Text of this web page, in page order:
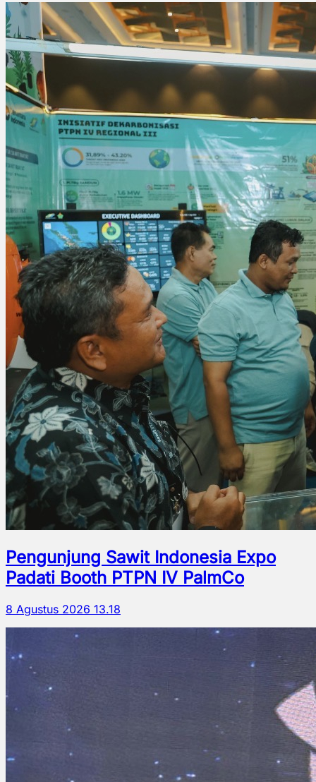
Pengunjung Sawit Indonesia Expo
Padati Booth PTPN IV PalmCo
8 Agustus 2026 13.18